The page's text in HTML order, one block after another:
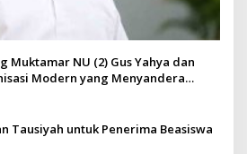
Muktamar NU (2) Gus Yahya dan
Modern yang Menyandera
Tausiyah untuk Penerima Beasiswa